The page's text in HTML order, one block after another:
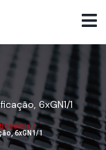
6xGN1/1
/
6xGN1/1